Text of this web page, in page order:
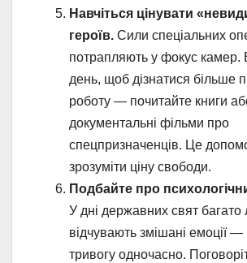
Навчіться цінувати
героїв. Сили спеціальних
потрапляють у фокус камер.
день, щоб дізнатися більше
роботу — почитайте книги
документальні фільми про
спецпризначенців. Це
зрозуміти ціну свободи.
Подбайте про
У дні державних свят
відчувають змішані емоції —
тривогу одночасно.